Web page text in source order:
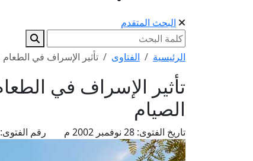
البحث المتقدم
الرئيسية الفتاوى تأثير الإسراف في
تأثير الإسراف في
الصيام
تاريخ الفتوى: رقم الفتوى: